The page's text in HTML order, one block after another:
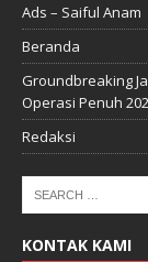
Ads – Saiful Anam
Beranda
Groundbreaking
Operasi Penuh
Redaksi
KONTAK KAMI